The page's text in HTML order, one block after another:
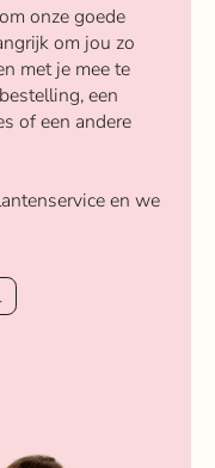
onze goede
om jou zo
met je mee te
een
of een andere
en we